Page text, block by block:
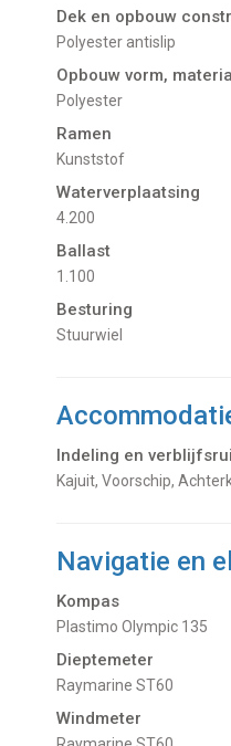
Dek en opbouw
Polyester antislip
Opbouw vorm,
Polyester
Ramen
Kunststof
Waterverplaatsing
4.200
Ballast
1.100
Besturing
Stuurwiel
Indeling en
Kajuit, Voorschip,
Navigatie en
Kompas
Plastimo Olympic 135
Dieptemeter
Raymarine ST60
Windmeter